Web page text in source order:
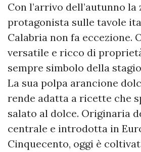
Con l’arrivo dell’autunno
protagonista sulle tavole
Calabria non fa eccezione.
versatile e ricco di
sempre simbolo della
La sua polpa arancione
rende adatta a ricette che
salato al dolce. Originaria
centrale e introdotta in
Cinquecento, oggi è